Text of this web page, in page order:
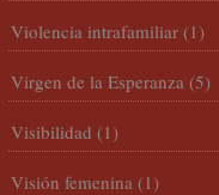
Violencia intrafamiliar (1)
Virgen de la Esperanza (5)
Visibilidad (1)
Visión femenina (1)